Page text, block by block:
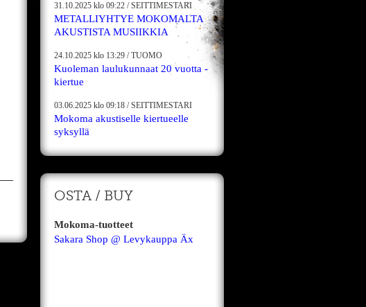
31.10.2025 klo 09:22 /SEITTIMESTARI
METALLIYHTYE MOKOMALTA
AKUSTISTA MUSIIKKIA
24.10.2025 klo 13:29 /TUOMO
Kuoleman laulukunnaat 20 vuotta -
kiertue
03.06.2025 klo 09:18 /SEITTIMESTARI
Mokoma akustiselle kiertueelle
syksyllä
OSTA / BUY
Mokoma-tuotteet
Sakara Shop @ Levykauppa Äx